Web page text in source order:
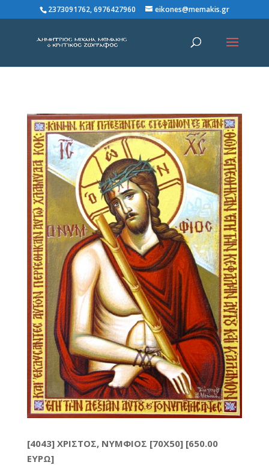
2373091762, 6976427960 eikones@memakis.gr
[4043] ΧΡΙΣΤΟΣ, ΝΥΜΦΙΟΣ [70X50] [650.00
ΕΥΡΩ]